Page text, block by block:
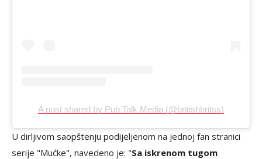
A post shared by Pub Talk Media (@britishbritss)
U dirljivom saopštenju podijeljenom na jednoj fan stranici
serije "Mućke", navedeno je: "Sa iskrenom tugom